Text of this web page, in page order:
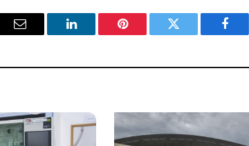
فيسبوكتويتر بينتيريستلينكدإن البريد